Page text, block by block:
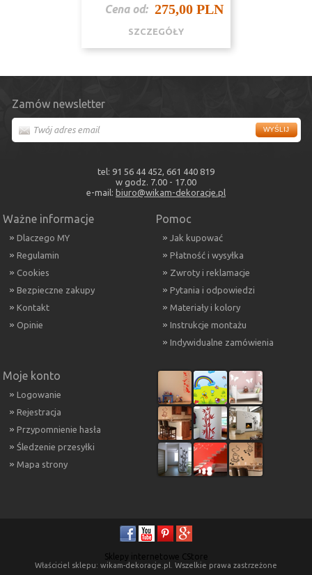
Cena od: 275,00 PLN
SZCZEGÓŁY
Zamów newsletter
tel: 91 56 44 452, 661 440 819
w godz. 7.00 - 17.00
e-mail: biuro@wikam-dekoracje.pl
Ważne informacje
Dlaczego MY
Regulamin
Cookies
Bezpieczne zakupy
Kontakt
Opinie
Pomoc
Jak kupować
Płatność i wysyłka
Zwroty i reklamacje
Pytania i odpowiedzi
Materiały i kolory
Instrukcje montażu
Indywidualne zamówienia
Moje konto
Logowanie
Rejestracja
Przypomnienie hasła
Śledzenie przesyłki
Mapa strony
Sklepy internetowe CStore
Właściciel sklepu: wikam-dekoracje.pl. Wszelkie prawa zastrzeżone